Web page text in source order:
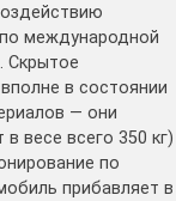
международной
Скрытое
в состоянии
— они
весе всего 350 кг)
по
прибавляет в